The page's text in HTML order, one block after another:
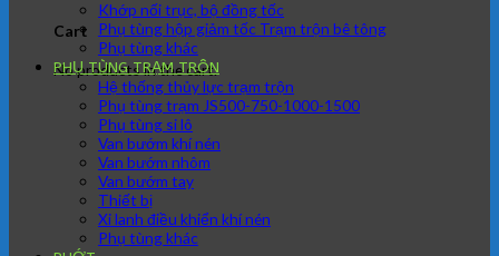
Cart
No products in the cart.
Khớp nối trục, bộ đồng tốc
Phụ tùng hộp giảm tốc Trạm trộn bê tông
Phụ tùng khác
PHỤ TÙNG TRẠM TRÔN
Hệ thống thủy lực trạm trộn
Phụ tùng trạm JS500-750-1000-1500
Phụ tùng si lô
Van bướm khí nén
Van bướm nhôm
Van bướm tay
Thiết bị
Xi lanh điều khiển khí nén
Phụ tùng khác